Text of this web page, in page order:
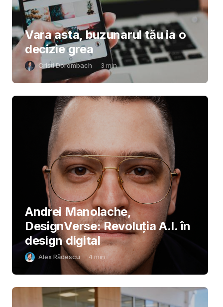
Vara asta, buzunarul tău ia o
decizie grea
Cristi Dorombach 3 min
Andrei Manolache,
DesignVerse: Revoluția A.I. în
design digital
Alex Rădescu 4 min